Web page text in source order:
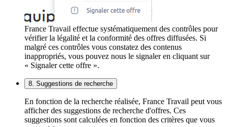
France Travail effectue systématiquement des contrôles pour
vérifier la légalité et la conformité des offres diffusées. Si
malgré ces contrôles vous constatez des contenus
inappropriés, vous pouvez nous le signaler en cliquant sur
« Signaler cette offre ».
8. Suggestions de recherche
En fonction de la recherche réalisée, France Travail peut vous
afficher des suggestions de recherche d'offres. Ces
suggestions sont calculées en fonction des critères que vous